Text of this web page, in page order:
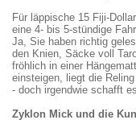
Für läppische 15 Fiji-
eine 4- bis 5-stündige
Ja, Sie haben richtig
den Knien, Säcke voll
fröhlich in einer
einsteigen, liegt die
- doch irgendwie schafft
Zyklon Mick und die